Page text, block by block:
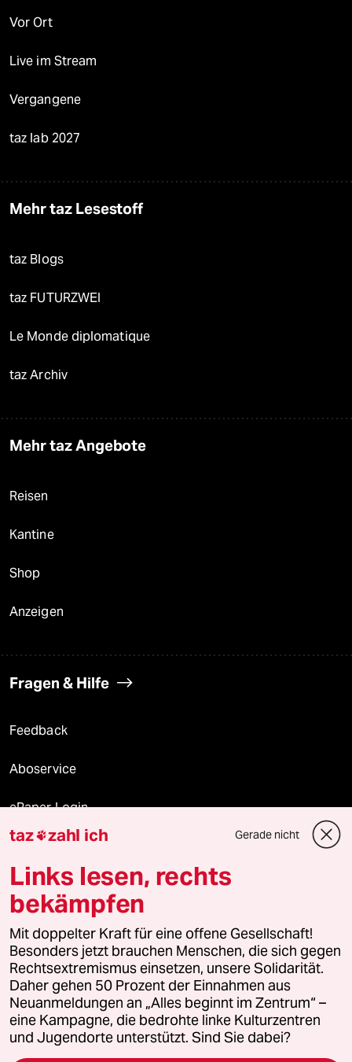
Vor Ort
Live im Stream
Vergangene
taz lab 2027
Mehr taz Lesestoff
taz Blogs
taz FUTURZWEI
Le Monde diplomatique
taz Archiv
Mehr taz Angebote
Reisen
Kantine
Shop
Anzeigen
Fragen & Hilfe
Feedback
Aboservice
ePaper Login
Downloads für Abonnierende
© 2026 taz Verlags und Vertriebs GmbH
Alle Rechte vorbehalten. Bei rechtlichen Fragen oder für Genehmigungen
wenden Sie sich bitte an
lizenzen@taz.de
Feedback Redaktionsstatut Kommune-Richtlinien
Leitlinie Informant Datenschutz Impressum AGB
taz zahl ich Gerade nicht
Links lesen, rechts
bekämpfen
Mit doppelter Kraft für eine offene Gesellschaft!
Besonders jetzt brauchen Menschen, die sich gegen
Rechtsextremismus einsetzen, unsere Solidarität.
Daher gehen 50 Prozent der Einnahmen aus
Neuanmeldungen an „Alles beginnt im Zentrum“ –
eine Kampagne, die bedrohte linke Kulturzentren
und Jugendorte unterstützt. Sind Sie dabei?